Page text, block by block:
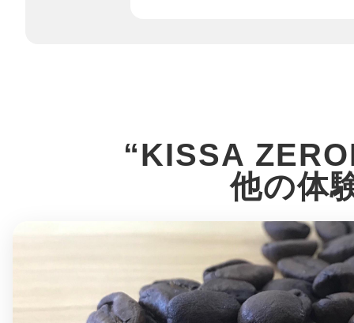
“KISSA
他の体
八女